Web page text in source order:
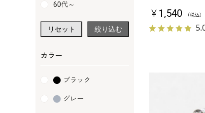
￥1,540 （税込）
60代～
リセット 絞り込む
カラー
ブラック
グレー